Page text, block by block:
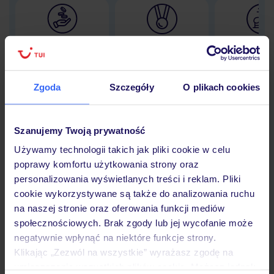
Zgoda Szczegóły O plikach cookies
Szanujemy Twoją prywatność
Używamy technologii takich jak pliki cookie w celu
poprawy komfortu użytkowania strony oraz
personalizowania wyświetlanych treści i reklam. Pliki
cookie wykorzystywane są także do analizowania ruchu
na naszej stronie oraz oferowania funkcji mediów
społecznościowych. Brak zgody lub jej wycofanie może
negatywnie wpłynąć na niektóre funkcje strony.
Klikając „Zezwól na wszystkie” wyrażasz zgodę na
Lider niskich cen
Największe biuro
30 lat w
Hotel
Opinie
Pokoje